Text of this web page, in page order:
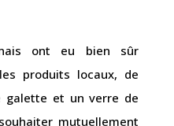
ont eu bien sûr
produits locaux, de
galette et un verre de
mutuellement